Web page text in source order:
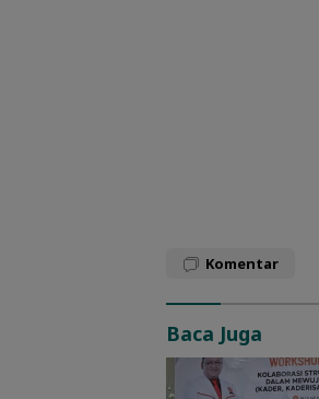
Komentar
Baca Juga